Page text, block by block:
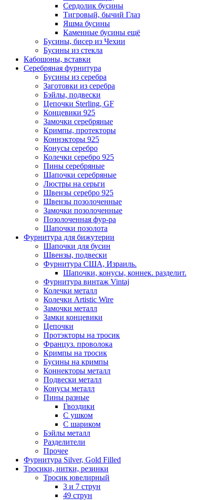
Сердолик бусины
Тигровый, бычий Глаз
Яшма бусины
Каменные бусины ещё
Бусины, бисер из Чехии
Бусины из стекла
Кабошоны, вставки
Серебряная фурнитура
Бусины из серебра
Заготовки из серебра
Бэйлы, подвески
Цепочки Sterling, GF
Концевики 925
Замочки серебряные
Кримпы, протекторы
Коннэкторы 925
Конусы серебро
Колечки серебро 925
Пины серебряные
Шапочки серебряные
Люстры на серьги
Швензы серебро 925
Швензы позолоченные
Замочки позолоченные
Позолоченная фур-ра
Шапочки позолота
Фурнитура для бижутерии
Шапочки для бусин
Швензы, подвески
Фурнитура США, Израиль.
Шапочки, конусы, коннек. разделит.
Фурнитура винтаж Vintaj
Колечки металл
Колечки Artistic Wire
Замочки металл
Замки концевики
Цепочки
Протэкторы на тросик
Француз. проволока
Кримпы на тросик
Бусины на кримпы
Коннекторы металл
Подвески металл
Конусы металл
Пины разные
Гвоздики
С ушком
С шариком
Бэйлы металл
Разделители
Прочее
Фурнитура Silver, Gold Filled
Тросики, нитки, резинки
Тросик ювелирный
3 и 7 струн
49 струн